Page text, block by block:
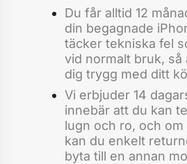
Du får alltid 12
din begagnade
täcker tekniska fel
vid normalt bruk, så
dig trygg med ditt
Vi erbjuder 14
innebär att du kan
lugn och ro, och
kan du enkelt
byta till en annan